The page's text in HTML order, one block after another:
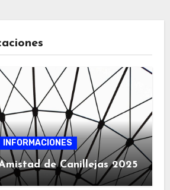
INFORMACIONES
de Canillejas 2025